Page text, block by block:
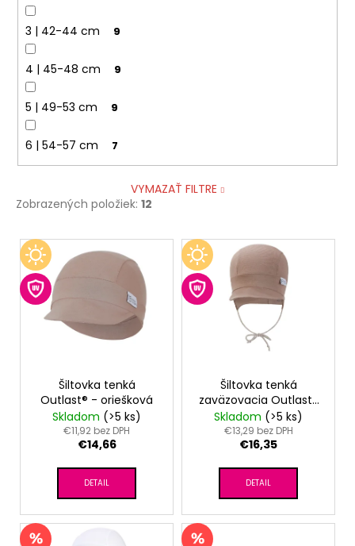
3 | 42-44 cm 9
4 | 45-48 cm 9
5 | 49-53 cm 9
6 | 54-57 cm 7
VYMAZAŤ FILTRE
Zobrazených položiek: 12
V
ý
p
v
Šiltovka tenká
Outlast® - oriešková
Skladom (>5 ks)
€11,92 bez DPH
€14,66
DETAIL
Šiltovka tenká
zaväzovacia Outlast®
- oriešková
Skladom (>5 ks)
€13,29 bez DPH
€16,35
DETAIL